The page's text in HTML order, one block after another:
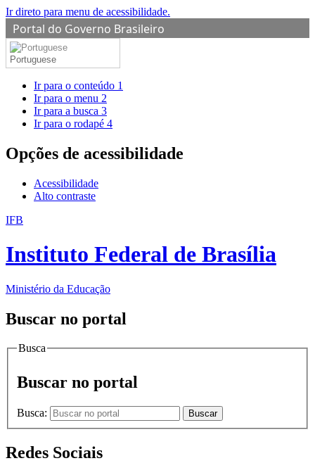
Ir direto para menu de acessibilidade.
Portal do Governo Brasileiro
Portuguese
Ir para o conteúdo 1
Ir para o menu 2
Ir para a busca 3
Ir para o rodapé 4
Opções de acessibilidade
Acessibilidade
Alto contraste
IFB
Instituto Federal de Brasília
Ministério da Educação
Buscar no portal
Busca
Buscar no portal
Busca: Buscar
Redes Sociais